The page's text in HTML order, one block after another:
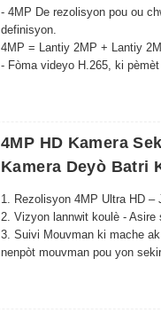
- 4MP De rezolisyon pou ou
definisyon.
4MP = Lantiy 2MP + Lantiy
- Fòma videyo H.265, ki
Mòd enfrawouj la se mòd
Mòd koulè: LED blan an
- Oratè ak mikwofòn entegre
- Sipòte koneksyon kab rezo
4MP HD Kamera
Kamera Deyò Batri
1. Rezolisyon 4MP Ultra HD
2. Vizyon lannwit koulè -
3. Suivi Mouvman ki mache
nenpòt mouvman pou yon